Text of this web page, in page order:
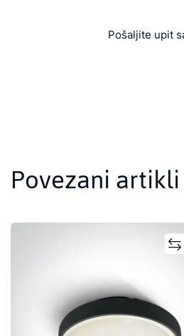
Pošaljite upit
Povezani artikli